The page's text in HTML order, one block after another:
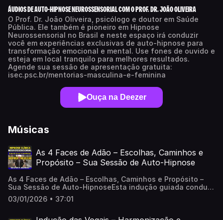
ÁUDIOS DE AUTO-HIPNOSE NEUROSSENSORIAL COM O PROF. DR. JOÃO OLIVEIRA
O Prof. Dr. João Oliveira, psicólogo e doutor em Saúde
Pública. Ele também é pioneiro em Hipnose
Neurossensorial no Brasil e neste espaço irá conduzir
você em experiências exclusivas de auto-hipnose para
transformação emocional e mental. Use fones de ouvido e
esteja em local tranquilo para melhores resultados.
Agende sua sessão de apresentação gratuita:
isec.psc.br/mentorias-masculina-e-feminina
Ouça na Deezer
Músicas
As 4 Faces de Adão – Escolhas, Caminhos e
Propósito – Sua Sessão de Auto-Hipnose
As 4 Faces de Adão – Escolhas, Caminhos e Propósito –
Sua Sessão de Auto-HipnoseEsta indução guiada conduz
a consciência a um exercício profundo de visualização
simbólica, no qual a pessoa é convidada a perceber
03/01/2026 • 37:01